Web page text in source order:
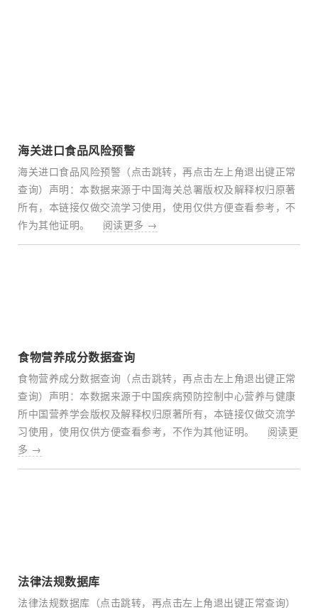
海关进口食品风险预警
海关进口食品风险预警（点击跳转，再点击左上角退出键正常
查询）声明：本数据来源于中国海关总署版权及解释权归原著
所有，本链接仅做交流学习使用，使用仅供方便查看参考，不
作为其他证明。 阅读更多 →
食物营养成分数据查询
食物营养成分数据查询（点击跳转，再点击左上角退出键正常
查询）声明：本数据来源于中国疾病预防控制中心营养与健康
所中国营养学会版权及解释权归原著所有，本链接仅做交流学
习使用，使用仅供方便查看参考，不作为其他证明。 阅读更
多 →
法律法规数据库
法律法规数据库（点击跳转，再点击左上角退出键正常查询）